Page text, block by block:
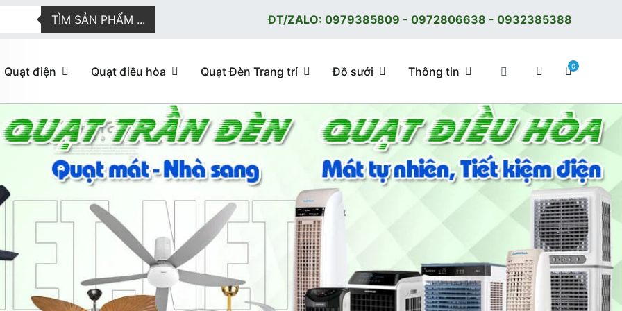
TÌM SẢN PHẨM ... ĐT/ZALO: 0979385809 - 0972806638 - 0932385388
tuyến giao hàng nhanh
hòa, quạt trần đèn trang trí, đèn trang trí chính Hãng, loại tốt, giá tốt, có F.reeShip tại Hà Nội
Quạt điện Quạt điều hòa Quạt Đèn Trang trí Đồ sưởi Thông tin 0